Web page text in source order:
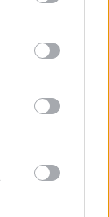
tags to
below Google
Σχολιασμένα
δύο
στο